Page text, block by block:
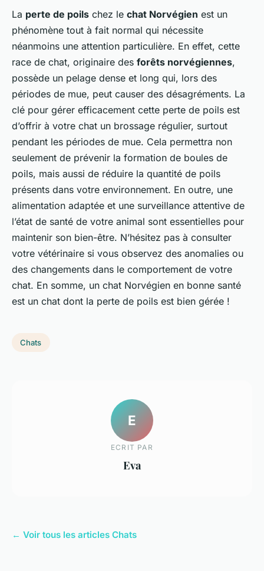
La perte de poils chez le chat Norvégien est un
phénomène tout à fait normal qui nécessite
néanmoins une attention particulière. En effet, cette
race de chat, originaire des forêts norvégiennes,
possède un pelage dense et long qui, lors des
périodes de mue, peut causer des désagréments. La
clé pour gérer efficacement cette perte de poils est
d’offrir à votre chat un brossage régulier, surtout
pendant les périodes de mue. Cela permettra non
seulement de prévenir la formation de boules de
poils, mais aussi de réduire la quantité de poils
présents dans votre environnement. En outre, une
alimentation adaptée et une surveillance attentive de
l’état de santé de votre animal sont essentielles pour
maintenir son bien-être. N’hésitez pas à consulter
votre vétérinaire si vous observez des anomalies ou
des changements dans le comportement de votre
chat. En somme, un chat Norvégien en bonne santé
est un chat dont la perte de poils est bien gérée !
Chats
E
ECRIT PAR
Eva
← Voir tous les articles Chats